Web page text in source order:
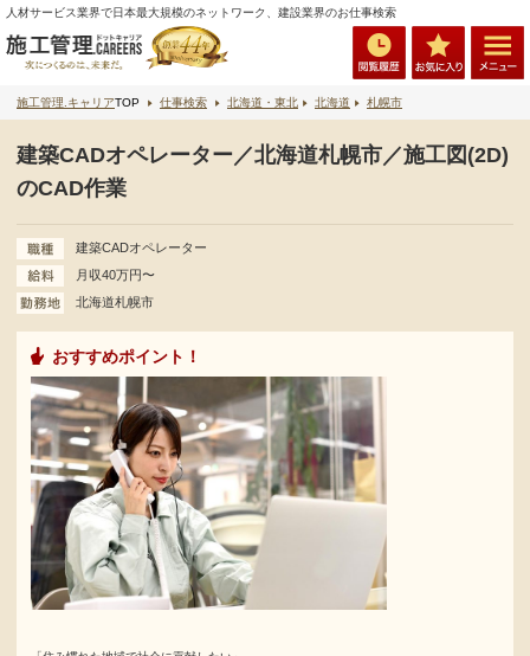
人材サービス業界で日本最大規模のネットワーク、建設業界のお仕事検索
施工管理.キャリアTOP 仕事検索 北海道・東北 北海道 札幌市
建築CADオペレーター／北海道札幌市／施工図(2D)
のCAD作業
建築CADオペレーター
月収40万円〜
北海道札幌市
おすすめポイント！